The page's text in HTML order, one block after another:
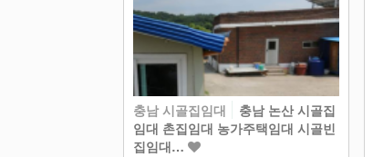
충남 시골집임대
충남 논산 시골집
임대 촌집임대 농가주택임대 시골빈
집임대…